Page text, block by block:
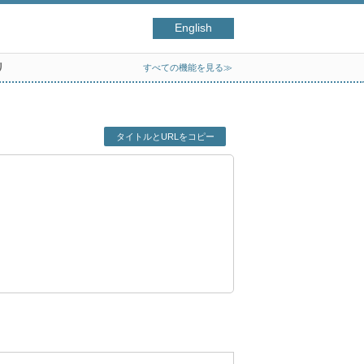
English
すべての機能を見る≫
タイトルとURLをコピー